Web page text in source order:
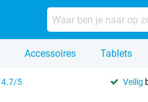
Accessoires Tablets
4.7/5 Veilig